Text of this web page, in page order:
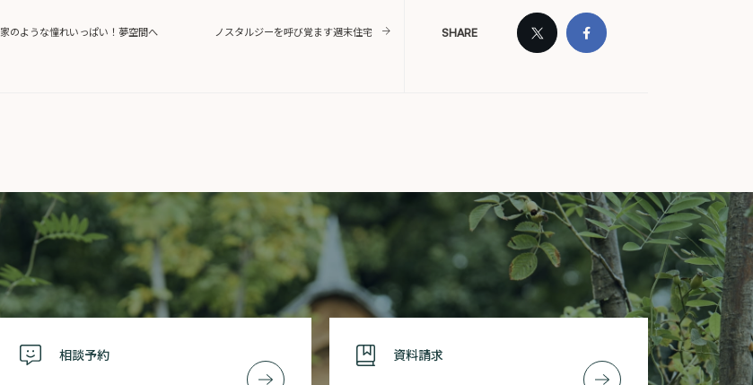
のような憧れいっぱい！夢空間へ ノスタルジーを呼び覚ます週末住宅 SHARE
相談予約 資料請求